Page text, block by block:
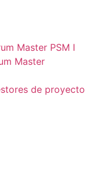
Master PSM I
Master
de proyecto